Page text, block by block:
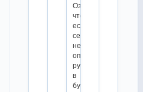
Означает,
что
если
сейчас
не
опустить
руки,
в
будущем